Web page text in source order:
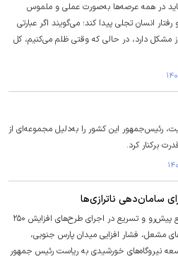
در همه عرصه‌ها به‌صورت عملی و ملموس
انسان تجلی پیدا کند؛ می‌گویند اگر عبارتی
مشکل دارد، در حالی که وقتی ظلم می‌کنیم، کل
رئیس‌جمهور این کشور را به‌دلیل مجموعه‌ای از
برکنار کرد.
سامان‌دهی ناترازی‌ها
جلسه بررسی میزان پیشرفت، رفع موانع پیش‌رو و تسریع در اجرای طرح‌های افزایش ۲۵۰
مشعل، فشار افزایی میدان پارس جنوبی،
نیروگاه‌های خورشیدی به ریاست رئیس جمهور